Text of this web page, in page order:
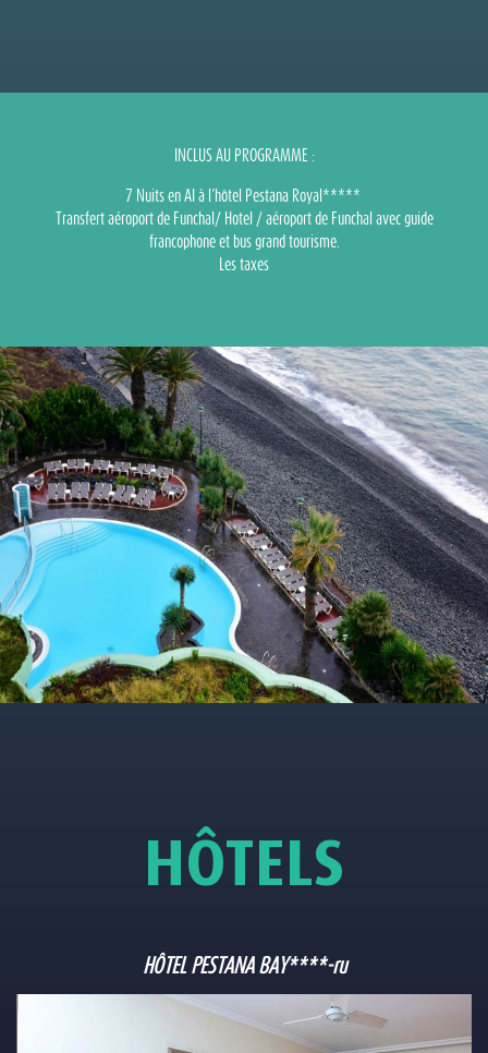
INCLUS AU PROGRAMME :
7 Nuits en AI à l´hôtel Pestana Royal*****
Transfert aéroport de Funchal/ Hotel / aéroport de Funchal avec guide
francophone et bus grand tourisme.
Les taxes
HÔTELS
HÔTEL PESTANA BAY****-ru